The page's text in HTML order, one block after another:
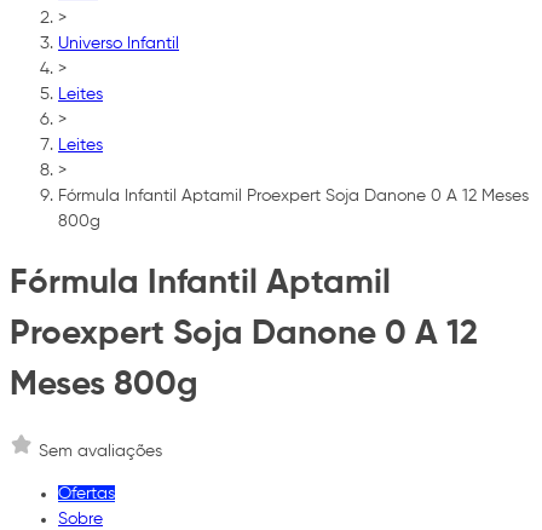
>
Universo Infantil
>
Leites
>
Leites
>
Fórmula Infantil Aptamil Proexpert Soja Danone 0 A 12 Meses
800g
Fórmula Infantil Aptamil
Proexpert Soja Danone 0 A 12
Meses 800g
Sem avaliações
Ofertas
Sobre